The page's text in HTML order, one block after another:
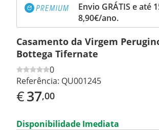
Envio GRÁTIS e até
8,90€/ano.
Casamento da Virgem
Bottega Tifernate
0
Referência: QU001245
€37,00
Disponibilidade Imediata